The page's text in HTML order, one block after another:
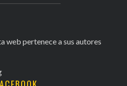
web pertenece a sus autores